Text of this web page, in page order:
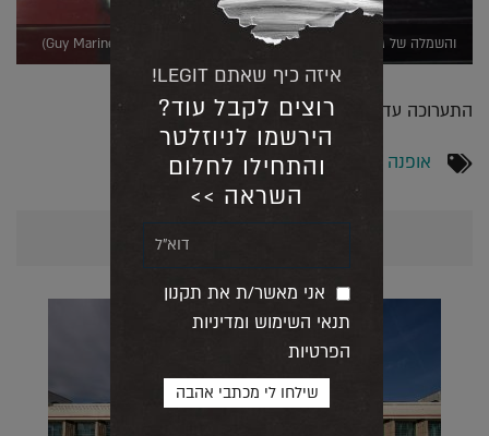
והשמלה של ג'ון גליאנו לדיור, בהשראת מרי אנטואנט (צילום Guy Marineau)
התערוכה עד: 4/1/20.
אופנה
אולי יעניין אותך גם...
איזה כיף שאתם LEGIT!
רוצים לקבל עוד?
הירשמו לניוזלטר
והתחילו לחלום
השראה >>
אני מאשר/ת את תקנון
תנאי השימוש ומדיניות
הפרטיות